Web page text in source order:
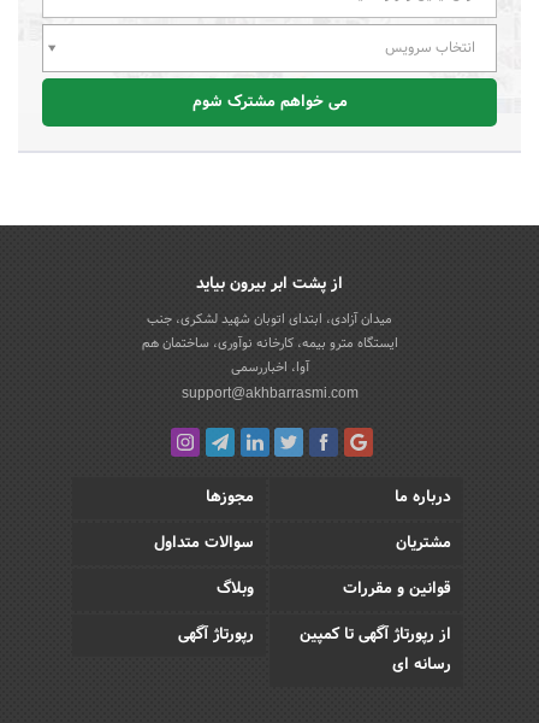
انتخاب سرویس
می خواهم مشترک شوم
از پشت ابر بیرون بیاید
میدان آزادی، ابتدای اتوبان شهید لشکری، جنب
ایستگاه مترو بیمه، کارخانه نوآوری، ساختمان هم
آوا، اخباررسمی
support@akhbarrasmi.com
درباره ما
مجوزها
مشتریان
سوالات متداول
قوانین و مقررات
وبلاگ
از رپورتاژ آگهی تا کمپین
رسانه ای
رپورتاژ آگهی